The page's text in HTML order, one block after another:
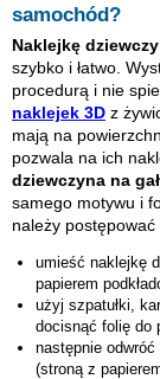
samochód?
Naklejkę
szybko i łatwo.
procedurą i nie
naklejek 3D z
mają na
pozwala na ich
dziewczyna na
samego motywu i
należy
umieść naklejkę
papierem
użyj szpatułki,
docisnąć folię do
następnie odwróć
(stroną z